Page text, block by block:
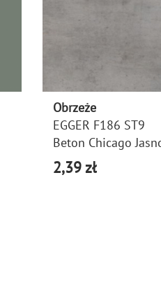
Obrzeże
EGGER F186 ST9
Beton Chicago
2,39 zł